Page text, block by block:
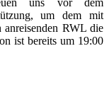
um dem mit
anreisenden RWL die
ist bereits um 19:00